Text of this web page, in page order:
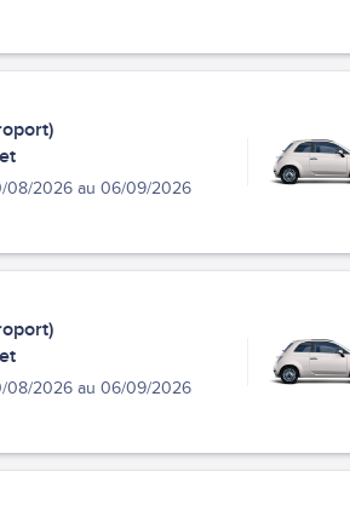
08/2026 au 06/09/2026
08/2026 au 06/09/2026